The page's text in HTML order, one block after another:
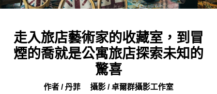
走入旅店藝術家的收藏室，到冒
煙的喬就是公寓旅店探索未知的
驚喜
作者 / 丹菲 攝影 / 卓爾群攝影工作室